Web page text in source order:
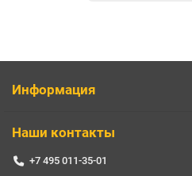
безопасность использования.
спутником для ежедневного
Информация
Наши контакты
+7 495 011-35-01